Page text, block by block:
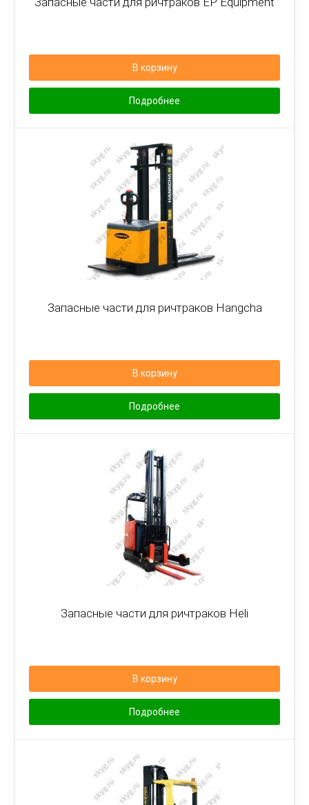
В корзину
Подробнее
Запасные части для ричтраков Hangcha
В корзину
Подробнее
Запасные части для ричтраков Heli
В корзину
Подробнее